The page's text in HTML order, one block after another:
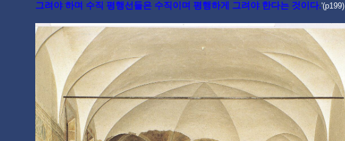
그려야 하며 수직 평행선들은 수직이며 평행하게 그려야 한다는 것이다.'(p199)